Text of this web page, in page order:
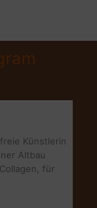
Künstlerin
Altbau
für